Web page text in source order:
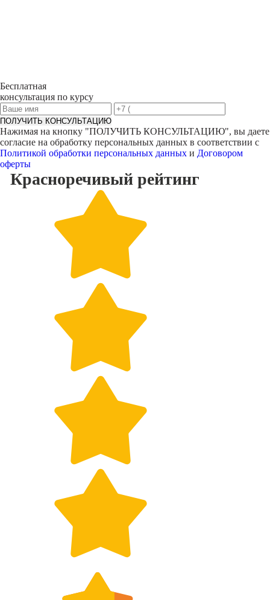
Бесплатная
консультация по курсу
ПОЛУЧИТЬ КОНСУЛЬТАЦИЮ
Нажимая на кнопку "ПОЛУЧИТЬ КОНСУЛЬТАЦИЮ", вы даете
согласие на обработку персональных данных в соответствии с
Политикой обработки персональных данных и Договором
оферты
Красноречивый рейтинг